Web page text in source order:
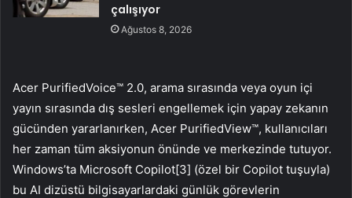
çalışıyor
Ağustos 8, 2026
Acer PurifiedVoice™ 2.0, arama sırasında veya oyun içi
yayın sırasında dış sesleri engellemek için yapay zekanın
gücünden yararlanırken, Acer PurifiedView™, kullanıcıları
her zaman tüm aksiyonun önünde ve merkezinde tutuyor.
Windows’ta Microsoft Copilot[3] (özel bir Copilot tuşuyla)
bu AI dizüstü bilgisayarlardaki günlük görevlerin